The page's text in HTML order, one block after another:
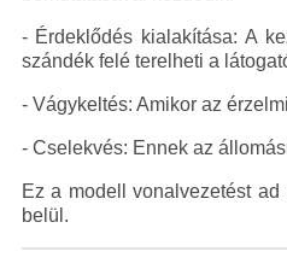
- Érdeklődés kialakítása: A
szándék felé terelheti a
- Vágykeltés: Amikor az
- Cselekvés: Ennek az
Ez a modell vonalvezetést
belül.